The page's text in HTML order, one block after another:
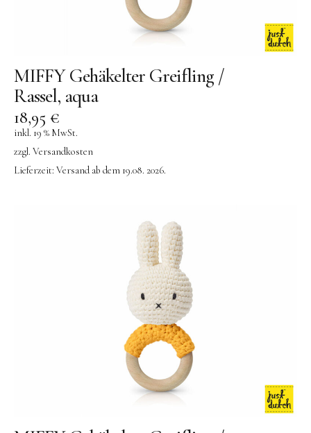
MIFFY Gehäkelter Greifling /
Rassel, aqua
18,95 €
inkl. 19 % MwSt.
zzgl. Versandkosten
Lieferzeit: Versand ab dem 19.08. 2026.